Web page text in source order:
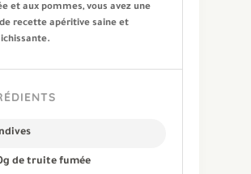
et aux pommes, vous avez une
recette apéritive saine et
de truite fumée